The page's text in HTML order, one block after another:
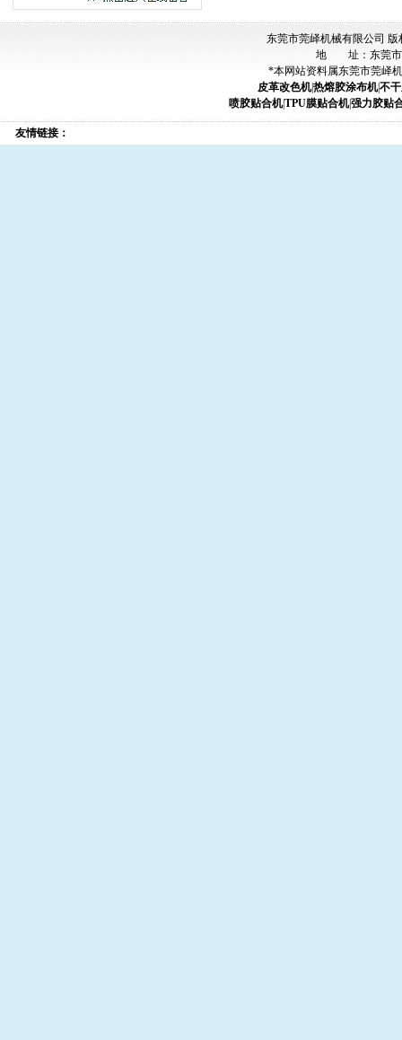
东莞市莞峄机械有限公司
地 址：东莞市
*本网站资料属东莞市莞峄
皮革改色机|热熔胶涂布机|不
喷胶贴合机|TPU膜贴合机|强力胶贴
友情链接：